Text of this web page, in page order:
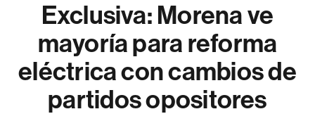
Exclusiva: Morena ve
mayoría para reforma
eléctrica con cambios de
partidos opositores